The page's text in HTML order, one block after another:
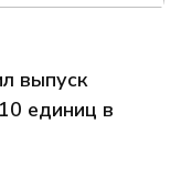
выпуск
единиц в